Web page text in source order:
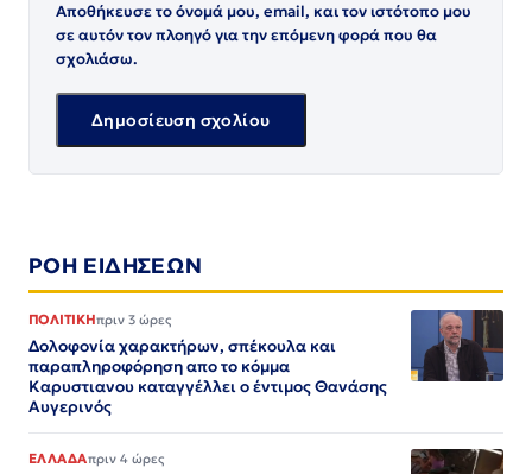
Αποθήκευσε το όνομά μου, email, και τον ιστότοπο μου
σε αυτόν τον πλοηγό για την επόμενη φορά που θα
σχολιάσω.
ΡΟΗ ΕΙΔΗΣΕΩΝ
ΠΟΛΙΤΙΚΗπριν 3 ώρες
Δολοφονία χαρακτήρων, σπέκουλα και
παραπληροφόρηση απο το κόμμα
Καρυστιανου καταγγέλλει ο έντιμος Θανάσης
Αυγερινός
ΕΛΛΑΔΑπριν 4 ώρες